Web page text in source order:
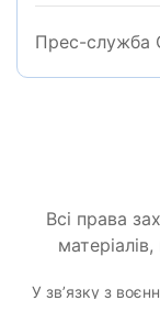
Прес-служба
Всі права
У звʼязку з